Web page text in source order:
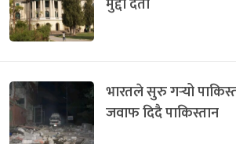
भारतले सुरु गर्‍यो
जवाफ दिदै पाकिस्तान